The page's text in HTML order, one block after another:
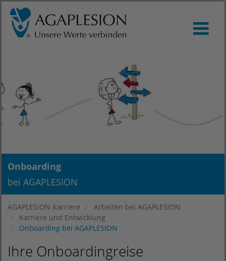
Onboarding
bei AGAPLESION
AGAPLESION Karriere
Arbeiten bei AGAPLESION
Karriere und Entwicklung
Onboarding bei AGAPLESION
Ihre Onboardingreise